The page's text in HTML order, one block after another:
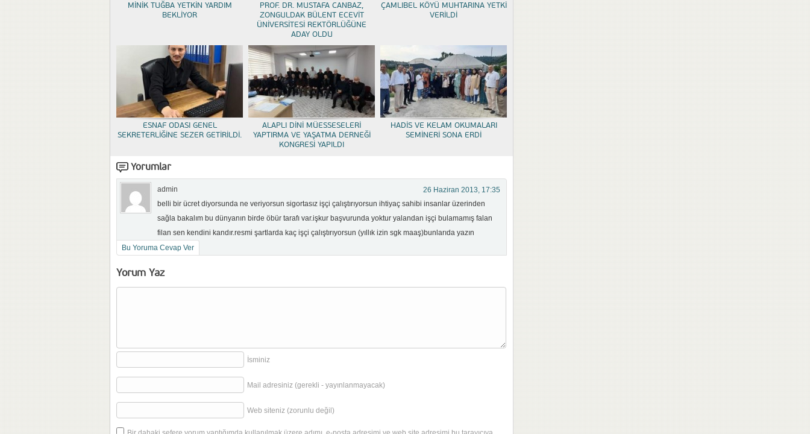
MİNİK TUĞBA YETKİN YARDIM
BEKLİYOR
PROF. DR. MUSTAFA CANBAZ,
ZONGULDAK BÜLENT ECEVİT
ÜNİVERSİTESİ REKTÖRLÜĞÜNE
ADAY OLDU
ÇAMLIBEL KÖYÜ MUHTARINA YETKİ
VERİLDİ
ESNAF ODASI GENEL
SEKRETERLİĞİNE SEZER GETİRİLDİ.
ALAPLI DİNİ MÜESSESELERİ
YAPTIRMA VE YAŞATMA DERNEĞİ
KONGRESİ YAPILDI
HADİS VE KELAM OKUMALARI
SEMİNERİ SONA ERDİ
Yorumlar
admin
26 Haziran 2013, 17:35
belli bir ücret diyorsunda ne veriyorsun sigortasız işçi çalıştırıyorsun ihtiyaç sahibi insanlar üzerinden
sağla bakalım bu dünyanın birde öbür tarafı var.işkur başvurunda yoktur yalandan işçi bulamamış falan
filan sen kendini kandır.resmi şartlarda kaç işçi çalıştırıyorsun (yıllık izin sgk maaş)bunlarıda yazın
Bu Yoruma Cevap Ver
Yorum Yaz
İsminiz
Mail adresiniz (gerekli - yayınlanmayacak)
Web siteniz (zorunlu değil)